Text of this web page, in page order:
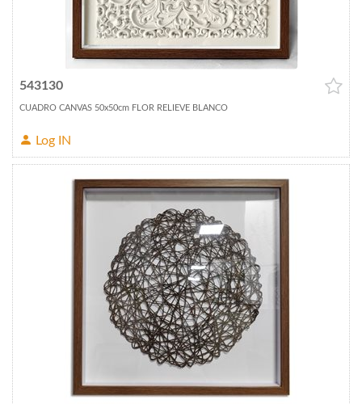
543130
CUADRO CANVAS 50x50cm FLOR RELIEVE BLANCO
Log IN